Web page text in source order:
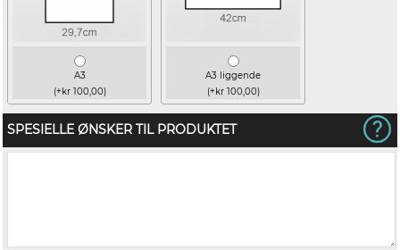
A3
(+kr 100,00)
A3 liggende
(+kr 100,00)
SPESIELLE ØNSKER TIL PRODUKTET